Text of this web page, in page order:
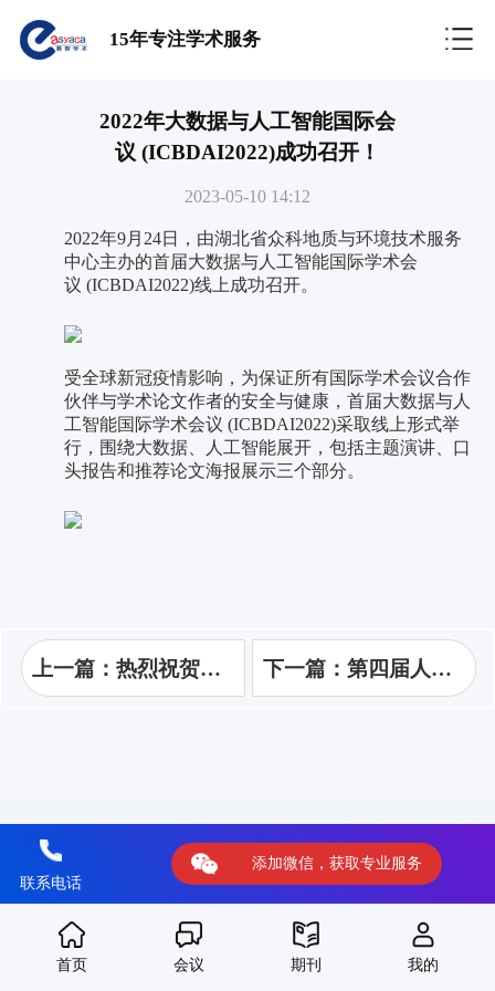
15年专注学术服务
2022年大数据与人工智能国际会
议 (ICBDAI2022)成功召开！
2023-05-10 14:12
2022年9月24日，由湖北省众科地质与环境技术服务
中心主办的首届大数据与人工智能国际学术会
议 (ICBDAI2022)线上成功召开。
受全球新冠疫情影响，为保证所有国际学术会议合作
伙伴与学术论文作者的安全与健康，首届大数据与人
工智能国际学术会议 (ICBDAI2022)采取线上形式举
行，围绕大数据、人工智能展开，包括主题演讲、口
头报告和推荐论文海报展示三个部分。
上一篇：热烈祝贺第十一届工程管理国际学术会议（ISPM 2023）成功召开！ 下一篇：第四届人工智能与计算机科学国际学术会议 (AICS2022)暨第三届计算机科学及通讯技术国际学术会议 (ICCSCT2022)成功召开！
首页 会议 期刊 我的
联系电话
添加微信，获取专业服务